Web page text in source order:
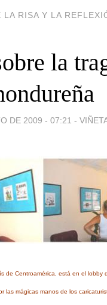
LA RISA Y LA
la
DE 2009 - 07:21 -
de Centroamérica, está en el lobby
las mágicas manos de los